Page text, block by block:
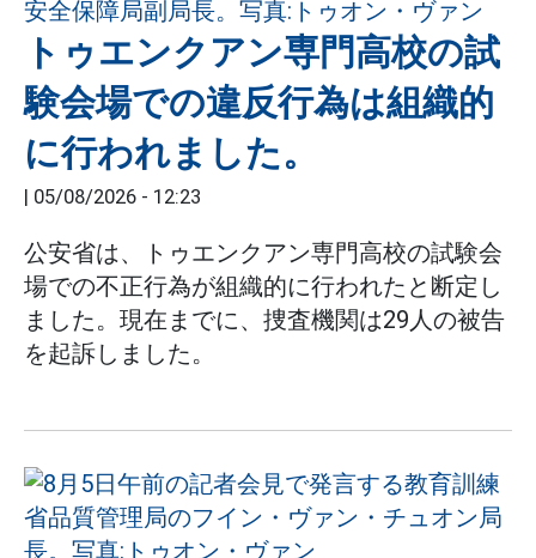
トゥエンクアン専門高校の試
験会場での違反行為は組織的
に行われました。
| 05/08/2026 - 12:23
公安省は、トゥエンクアン専門高校の試験会
場での不正行為が組織的に行われたと断定し
ました。現在までに、捜査機関は29人の被告
を起訴しました。